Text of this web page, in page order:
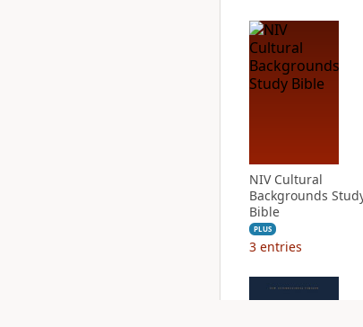
NIV Cultural
Backgrounds
Bible
PLUS
3 entries